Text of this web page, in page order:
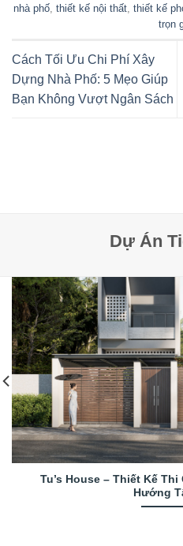
nhà phố, thiết kế nội thất, thiết kế
trọn
Cách Tối Ưu Chi Phí Xây
Dựng Nhà Phố: 5 Mẹo Giúp
Bạn Không Vượt Ngân Sách
Dự Án
Tu’s House – Thiết Kế
Hướng